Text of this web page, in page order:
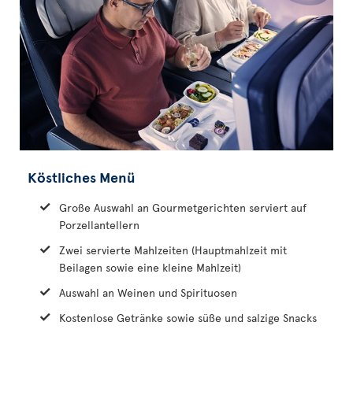
Köstliches Menü
Große Auswahl an Gourmetgerichten serviert auf
Porzellantellern
Zwei servierte Mahlzeiten (Hauptmahlzeit mit
Beilagen sowie eine kleine Mahlzeit)
Auswahl an Weinen und Spirituosen
Kostenlose Getränke sowie süße und salzige Snacks